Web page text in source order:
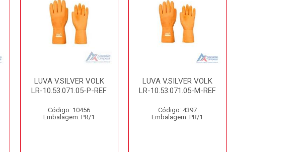
LUVA V.SILVER VOLK
LR-10.53.071.05-P-REF
Código: 10456
Embalagem: PR/1
LUVA V.SILVER VOLK
LR-10.53.071.05-M-REF
Código: 4397
Embalagem: PR/1